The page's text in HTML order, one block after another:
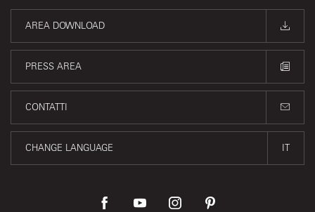
AREA DOWNLOAD
PRESS AREA
CONTATTI
CHANGE LANGUAGE IT